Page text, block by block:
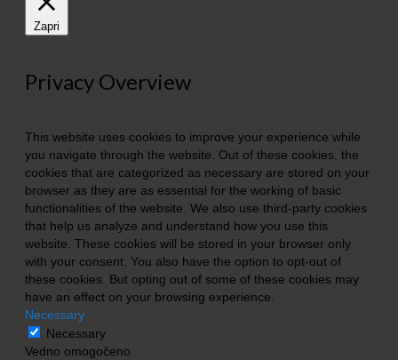
Zapri
Privacy Overview
This website uses cookies to improve your experience while
you navigate through the website. Out of these cookies, the
cookies that are categorized as necessary are stored on your
browser as they are as essential for the working of basic
functionalities of the website. We also use third-party cookies
that help us analyze and understand how you use this
website. These cookies will be stored in your browser only
with your consent. You also have the option to opt-out of
these cookies. But opting out of some of these cookies may
have an effect on your browsing experience.
Necessary
Necessary
Vedno omogočeno